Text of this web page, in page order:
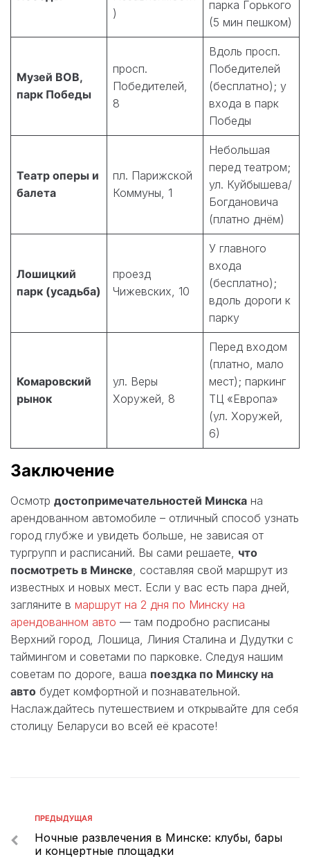
)
парка Горького
(5 мин пешком)
Музей ВОВ,
парк Победы
просп.
Победителей,
8
Вдоль просп.
Победителей
(бесплатно); у
входа в парк
Победы
Театр оперы и
балета
пл. Парижской
Коммуны, 1
Небольшая
перед театром;
ул. Куйбышева/
Богдановича
(платно днём)
Лошицкий
парк (усадьба)
проезд
Чижевских, 10
У главного
входа
(бесплатно);
вдоль дороги к
парку
Комаровский
рынок
ул. Веры
Хоружей, 8
Перед входом
(платно, мало
мест); паркинг
ТЦ «Европа»
(ул. Хоружей,
6)
Заключение
Осмотр достопримечательностей Минска на
арендованном автомобиле – отличный способ узнать
город глубже и увидеть больше, не зависая от
тургрупп и расписаний. Вы сами решаете, что
посмотреть в Минске, составляя свой маршрут из
известных и новых мест. Если у вас есть пара дней,
загляните в маршрут на 2 дня по Минску на
арендованном авто — там подробно расписаны
Верхний город, Лошица, Линия Сталина и Дудутки с
таймингом и советами по парковке. Следуя нашим
советам по дороге, ваша поездка по Минску на
авто будет комфортной и познавательной.
Наслаждайтесь путешествием и открывайте для себя
столицу Беларуси во всей её красоте!
ПРЕДЫДУЩАЯ
Ночные развлечения в Минске: клубы, бары
и концертные площадки